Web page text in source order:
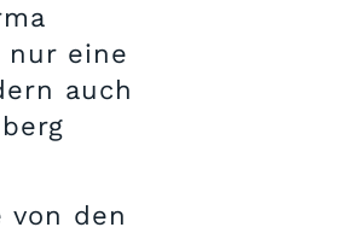
nur eine
auch
von den